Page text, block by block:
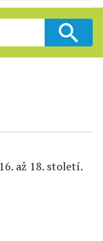
až 18. století.